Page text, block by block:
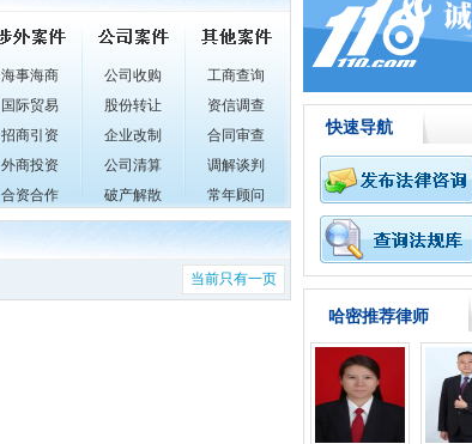
海事海商
国际贸易
招商引资
外商投资
合资合作
公司收购
股份转让
企业改制
公司清算
破产解散
工商查询
资信调查
合同审查
调解谈判
常年顾问
当前只有一页
快速导航
哈密推荐律师